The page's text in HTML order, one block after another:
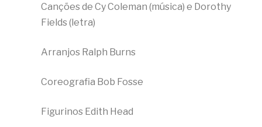
Canções de Cy Coleman (música) e Dorothy
Fields (letra)
Arranjos Ralph Burns
Coreografia Bob Fosse
Figurinos Edith Head